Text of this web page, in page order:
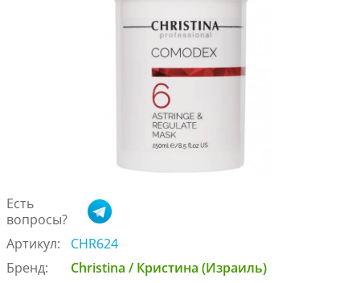
Есть
вопросы?
Артикул:
CHR624
Бренд:
Christina / Кристина (Израиль)